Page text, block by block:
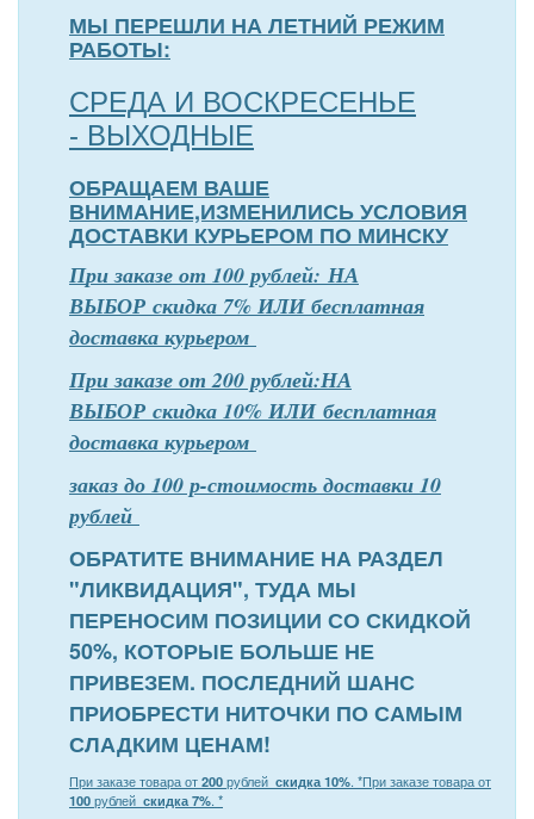
МЫ ПЕРЕШЛИ НА ЛЕТНИЙ РЕЖИМ
РАБОТЫ:
СРЕДА И ВОСКРЕСЕНЬЕ
- ВЫХОДНЫЕ
ОБРАЩАЕМ ВАШЕ
ВНИМАНИЕ,ИЗМЕНИЛИСЬ УСЛОВИЯ
ДОСТАВКИ КУРЬЕРОМ ПО МИНСКУ
При заказе от 100 рублей: НА
ВЫБОР скидка 7% ИЛИ бесплатная
доставка курьером
При заказе от 200 рублей:НА
ВЫБОР скидка 10% ИЛИ бесплатная
доставка курьером
заказ до 100 р-стоимость доставки 10
рублей
ОБРАТИТЕ ВНИМАНИЕ НА РАЗДЕЛ
"ЛИКВИДАЦИЯ", ТУДА МЫ
ПЕРЕНОСИМ ПОЗИЦИИ СО СКИДКОЙ
50%, КОТОРЫЕ БОЛЬШЕ НЕ
ПРИВЕЗЕМ. ПОСЛЕДНИЙ ШАНС
ПРИОБРЕСТИ НИТОЧКИ ПО САМЫМ
СЛАДКИМ ЦЕНАМ!
При заказе товара от200рублей скидка 10%. *При заказе товара от
100рублей скидка 7%. *